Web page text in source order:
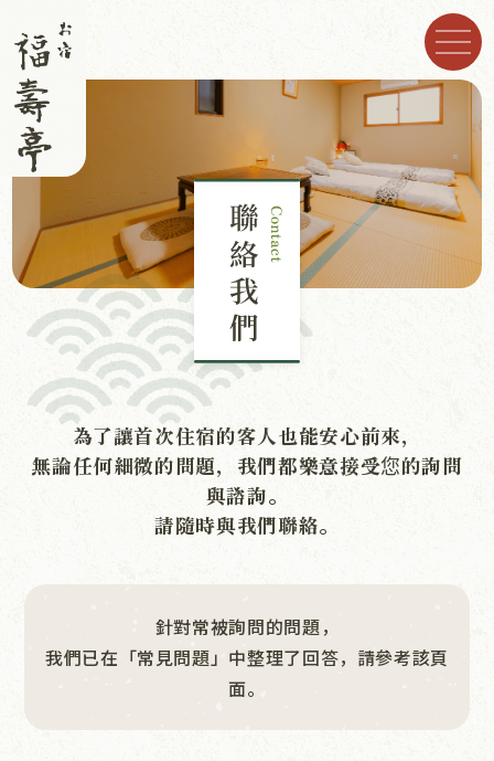
ル
プ
EN
JP 繁體中文
福壽亭I
福壽亭Ⅱ
周邊景點
交通資訊
常見問題
聯絡我們
為了讓首次住宿的客人也能安心前來，
無論任何細微的問題，我們都樂意接受您的詢問
與諮詢。
請隨時與我們聯絡。
針對常被詢問的問題，
我們已在「常見問題」中整理了回答，請參考該頁
面。